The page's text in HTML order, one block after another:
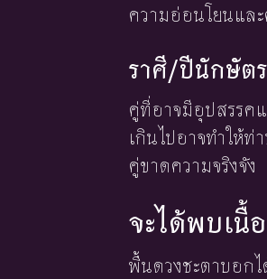
ความอ่อนโยนแล
ราศี/ปีนักษัต
คู่ที่อาจมีอุปสรรค
เกินไปอาจทำให้
คู่ขาดความจริงจัง
จะได้พบเนื้
พื้นดวงชะตาบอก